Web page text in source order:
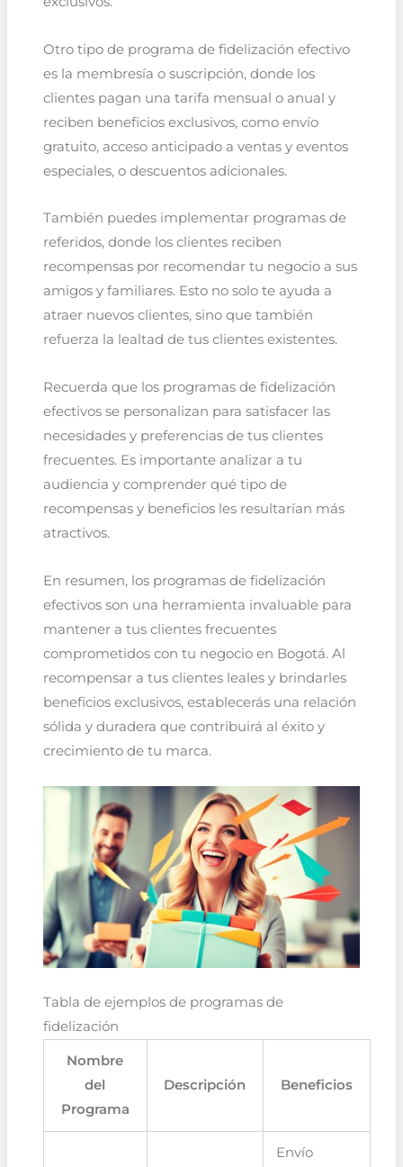
Otro tipo de programa de fidelización efectivo
es la membresía o suscripción, donde los
clientes pagan una tarifa mensual o anual y
reciben beneficios exclusivos, como envío
gratuito, acceso anticipado a ventas y eventos
especiales, o descuentos adicionales.
También puedes implementar programas de
referidos, donde los clientes reciben
recompensas por recomendar tu negocio a sus
amigos y familiares. Esto no solo te ayuda a
atraer nuevos clientes, sino que también
refuerza la lealtad de tus clientes existentes.
Recuerda que los programas de fidelización
efectivos se personalizan para satisfacer las
necesidades y preferencias de tus clientes
frecuentes. Es importante analizar a tu
audiencia y comprender qué tipo de
recompensas y beneficios les resultarían más
atractivos.
En resumen, los programas de fidelización
efectivos son una herramienta invaluable para
mantener a tus clientes frecuentes
comprometidos con tu negocio en Bogotá. Al
recompensar a tus clientes leales y brindarles
beneficios exclusivos, establecerás una relación
sólida y duradera que contribuirá al éxito y
crecimiento de tu marca.
Tabla de ejemplos de programas de
fidelización
Nombre
del
Programa
Descripción Beneficios
Envío